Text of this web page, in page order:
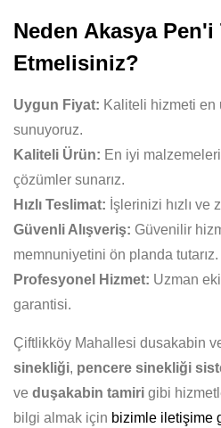
Neden Akasya Pen'i
Etmelisiniz?
Uygun Fiyat: Kaliteli hizmeti en
sunuyoruz.
Kaliteli Ürün: En iyi
çözümler sunarız.
Hızlı Teslimat: İşlerinizi hızlı ve
Güvenli Alışveriş: Güvenilir
memnuniyetini ön planda tutarız.
Profesyonel Hizmet: Uzman
garantisi.
Çiftlikköy Mahallesi dusakabin
sinekliği, pencere sinekliği
ve duşakabin tamiri gibi
bilgi almak için bizimle iletişime